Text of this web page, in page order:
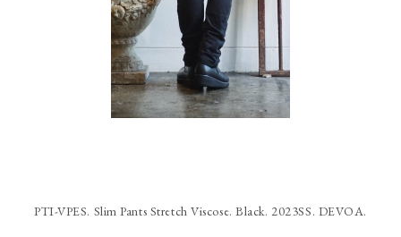
PTI-VPES. Slim Pants Stretch Viscose. Black. 2023SS. DEVOA.